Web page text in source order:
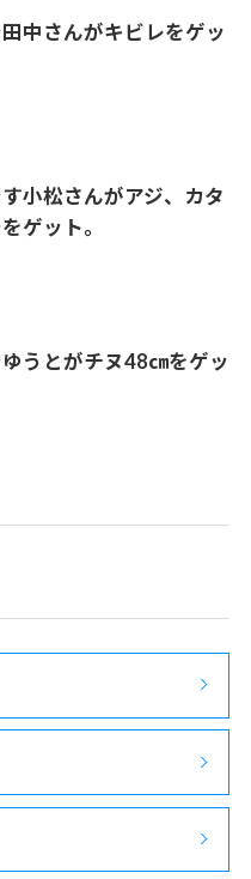
中さんがキビレをゲッ
小松さんがアジ、カタ
ゲット。
うとがチヌ48㎝をゲッ